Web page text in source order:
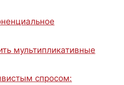
мультипликативные
спросом: